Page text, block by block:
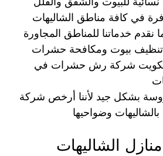
في كافة مناطق الشاليهات
نقدم خدماتنا للمناطق المجاورة
بيوت ومكافحة حشرات
الكويت شركة رش حشرات في
بشكل جيد لأننا أرخص شركة
وضواحيها
الشاليهات